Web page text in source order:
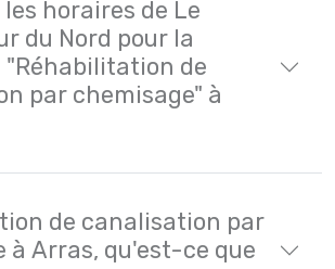
horaires de Le
du Nord pour la
de
par chemisage" à
de canalisation par
à Arras, qu'est-ce que